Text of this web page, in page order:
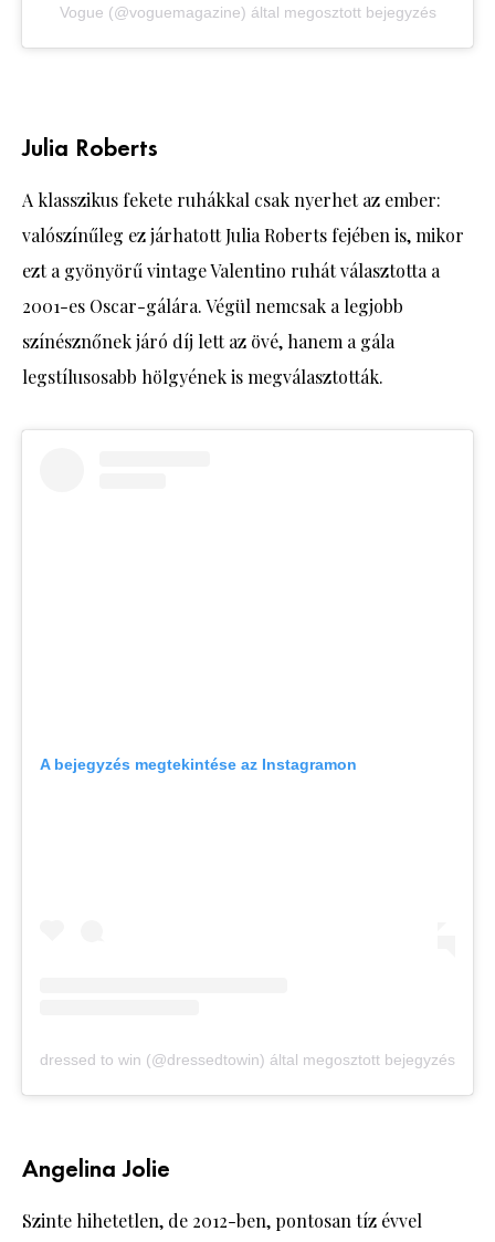
Vogue (@voguemagazine) által megosztott bejegyzés
Julia Roberts
A klasszikus fekete ruhákkal csak nyerhet az ember:
valószínűleg ez járhatott Julia Roberts fejében is, mikor
ezt a gyönyörű vintage Valentino ruhát választotta a
2001-es Oscar-gálára. Végül nemcsak a legjobb
színésznőnek járó díj lett az övé, hanem a gála
legstílusosabb hölgyének is megválasztották.
A bejegyzés megtekintése az Instagramon
dressed to win (@dressedtowin) által megosztott bejegyzés
Angelina Jolie
Szinte hihetetlen, de 2012-ben, pontosan tíz évvel